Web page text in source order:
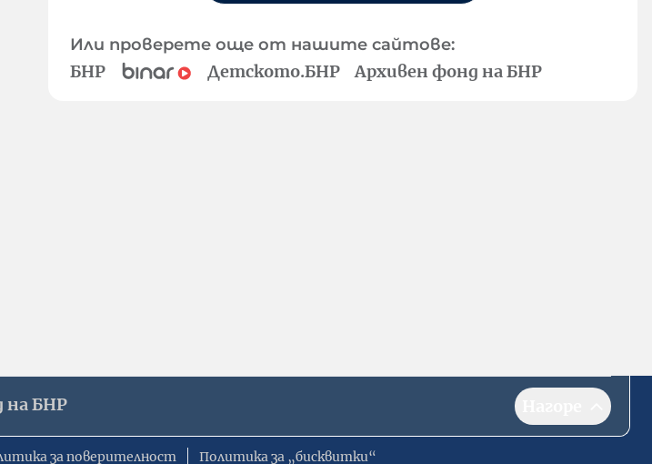
Или проверете още от нашите сайтове:
БНР Детското.БНР Архивен фонд на БНР
на БНР
за поверителност Политика за „бисквитки“